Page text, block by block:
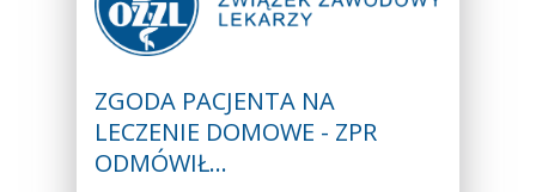
ZGODA PACJENTA NA
LECZENIE DOMOWE - ZPR
ODMÓWIŁ…